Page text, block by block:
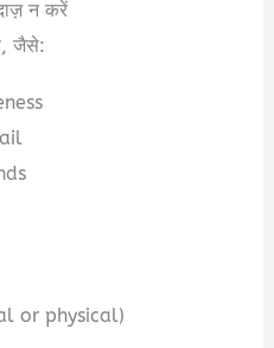
न करें
जैसे:
or physical)